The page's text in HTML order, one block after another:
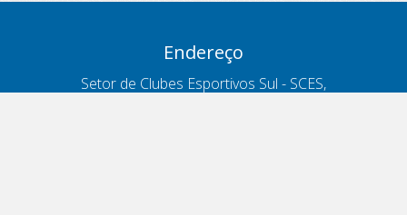
Endereço
Setor de Clubes Esportivos Sul - SCES,